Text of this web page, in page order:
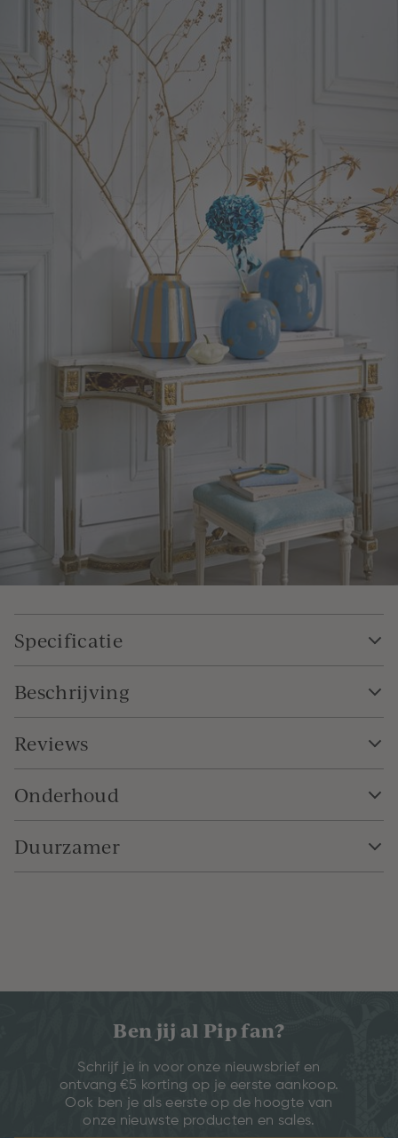
Specificatie
Beschrijving
Reviews
Onderhoud
Duurzamer
Ben jij al Pip fan?
Schrijf je in voor onze nieuwsbrief en
ontvang €5 korting op je eerste aankoop.
Ook ben je als eerste op de hoogte van
onze nieuwste producten en sales.